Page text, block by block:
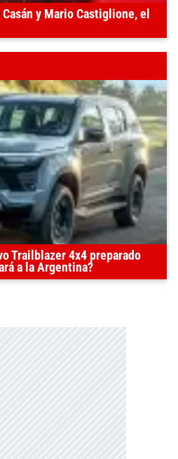
y Mario Castiglione, el
Trailblazer 4x4 preparado
a la Argentina?